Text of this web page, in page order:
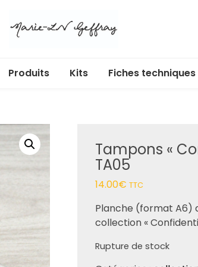
Produits
Albums et pochettes
Badges
Calendrier de l’Avent
Dies
Etiquettes à découper
Kits Fiches techniques
Tampons «
TA05
14.00€ TTC
Planche (format A6)
collection «
Rupture de stock